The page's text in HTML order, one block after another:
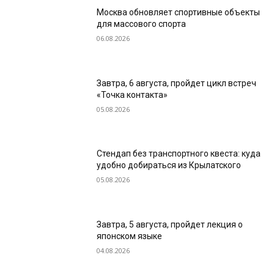
Москва обновляет спортивные объекты
для массового спорта
06.08.2026
Завтра, 6 августа, пройдет цикл встреч
«Точка контакта»
05.08.2026
Стендап без транспортного квеста: куда
удобно добираться из Крылатского
05.08.2026
Завтра, 5 августа, пройдет лекция о
японском языке
04.08.2026